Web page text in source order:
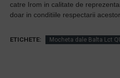
catre Irom in calitate de
doar in conditiile respectarii
ETICHETE: Mocheta dale Balta Lct